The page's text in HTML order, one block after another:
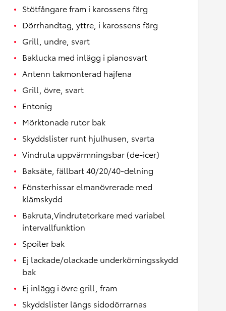
Stötfångare fram i karossens färg
Dörrhandtag, yttre, i karossens färg
Grill, undre, svart
Baklucka med inlägg i pianosvart
Antenn takmonterad hajfena
Grill, övre, svart
Entonig
Mörktonade rutor bak
Skyddslister runt hjulhusen, svarta
Vindruta uppvärmningsbar (de-icer)
Baksäte, fällbart 40/20/40-delning
Fönsterhissar elmanövrerade med
klämskydd
Bakruta,Vindrutetorkare med variabel
intervallfunktion
Spoiler bak
Ej lackade/olackade underkörningsskydd
bak
Ej inlägg i övre grill, fram
Skyddslister längs sidodörrarnas